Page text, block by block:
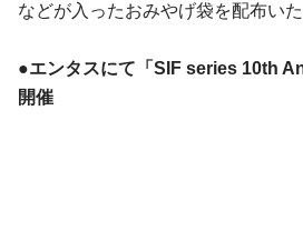
などが入ったおみやげ袋を配布いた
●エンタスにて「SIF series 10th
開催